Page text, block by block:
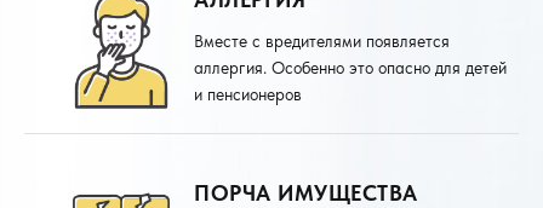
Вместе с вредителями появляется
аллергия. Особенно это опасно для детей
и пенсионеров
ПОРЧА ИМУЩЕСТВА